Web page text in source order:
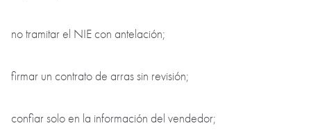
no tramitar el NIE con antelación;
firmar un contrato de arras sin revisión;
confiar solo en la información del vendedor;